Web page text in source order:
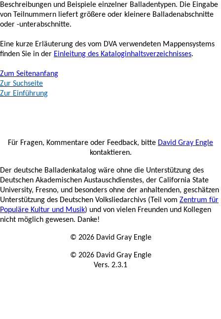
Beschreibungen und Beispiele einzelner Balladentypen. Die Eingabe
von Teilnummern liefert größere oder kleinere Balladenabschnitte
oder -unterabschnitte.
Eine kurze Erläuterung des vom DVA verwendeten Mappensystems
finden Sie in der Einleitung des Kataloginhaltsverzeichnisses.
Zum Seitenanfang
Zur Suchseite
Zur Einführung
Für Fragen, Kommentare oder Feedback, bitte David Gray Engle
kontaktieren.
Der deutsche Balladenkatalog wäre ohne die Unterstützung des
Deutschen Akademischen Austauschdienstes, der California State
University, Fresno, und besonders ohne der anhaltenden, geschätzen
Unterstützung des Deutschen Volksliedarchivs (Teil vom Zentrum für
Populäre Kultur und Musik) und von vielen Freunden und Kollegen
nicht möglich gewesen. Danke!
© 2026 David Gray Engle
© 2026 David Gray Engle
Vers. 2.3.1